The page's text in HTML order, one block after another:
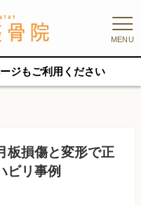
MENU
ジもご利用ください
板損傷と変形で正
ビリ事例